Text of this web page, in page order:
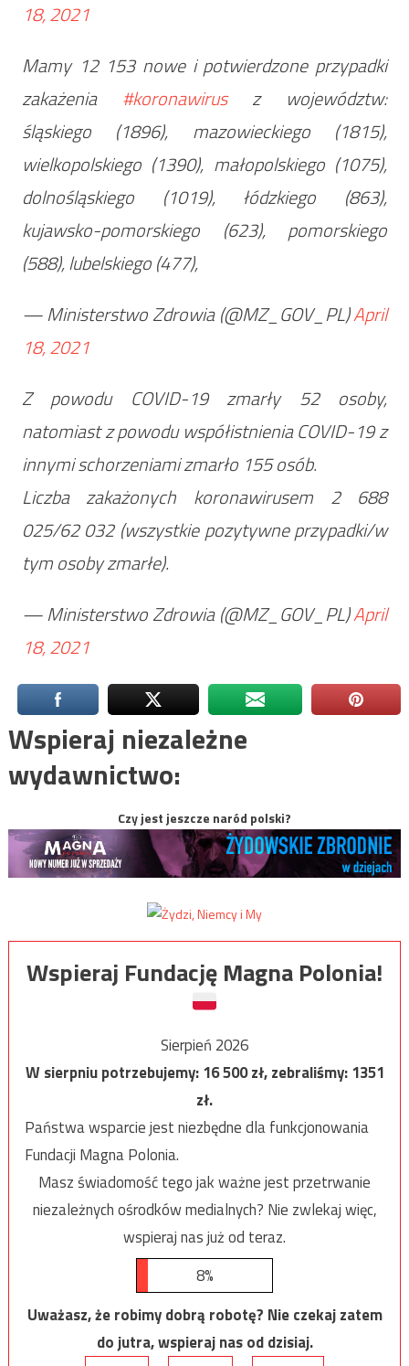
18, 2021
Mamy 12 153 nowe i potwierdzone przypadki
zakażenia #koronawirusz województw:
śląskiego (1896), mazowieckiego (1815),
wielkopolskiego (1390), małopolskiego (1075),
dolnośląskiego (1019), łódzkiego (863),
kujawsko-pomorskiego (623), pomorskiego
(588), lubelskiego (477),
— Ministerstwo Zdrowia (@MZ_GOV_PL)April
18, 2021
Z powodu COVID-19 zmarły 52 osoby,
natomiast z powodu współistnienia COVID-19 z
innymi schorzeniami zmarło 155 osób.
Liczba zakażonych koronawirusem 2 688
025/62 032 (wszystkie pozytywne przypadki/w
tym osoby zmarłe).
— Ministerstwo Zdrowia (@MZ_GOV_PL)April
18, 2021
Wspieraj niezależne
wydawnictwo:
Czy jest jeszcze naród polski?
Wspieraj Fundację Magna Polonia!
Sierpień 2026
W sierpniu potrzebujemy:16 500zł, zebraliśmy:1351
zł.
Państwa wsparcie jest niezbędne dla funkcjonowania
Fundacji Magna Polonia.
Masz świadomość tego jak ważne jest przetrwanie
niezależnych ośrodków medialnych? Nie zwlekaj więc,
wspieraj nas już od teraz.
8%
Uważasz, że robimy dobrą robotę? Nie czekaj zatem
do jutra, wspieraj nas od dzisiaj.